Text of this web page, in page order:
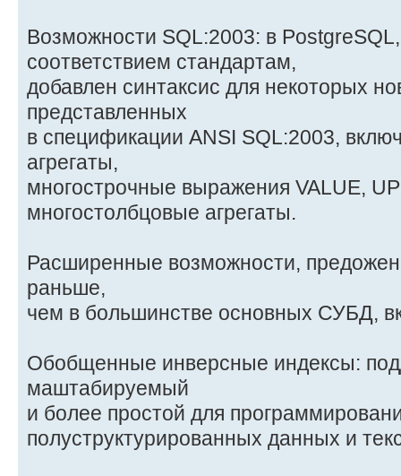
Возможности SQL:2003: в
соответствием стандартам,
добавлен синтаксис для некоторых
представленных
в спецификации ANSI SQL:2003,
агрегаты,
многострочные выражения VALUE,
многостолбцовые агрегаты.
Расширенные возможности,
раньше,
чем в большинстве основных СУБД,
Обобщенные инверсные индексы:
маштабируемый
и более простой для
полуструктурированных данных и